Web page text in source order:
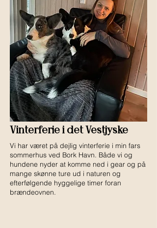
Vinterferie i det Vestjyske
Vi har været på dejlig vinterferie i min fars
sommerhus ved Bork Havn. Både vi og
hundene nyder at komme ned i gear og på
mange skønne ture ud i naturen og
efterfølgende hyggelige timer foran
brændeovnen.